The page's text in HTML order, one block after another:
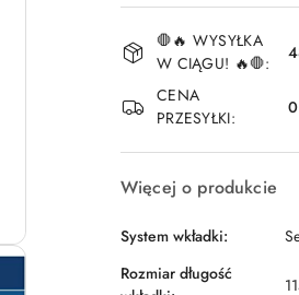
Dostępność
i
dostawa
🛑🔥 WYSYŁKA
W CIĄGU! 🔥🛑:
CENA
PRZESYŁKI:
0
Więcej o produkcie
System wkładki:
Rozmiar długość